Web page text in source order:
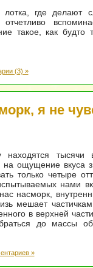
где делают
такое, как
(3) »
я не
тысячи
ощущение вкуса
только четыре
нами
насморк,
мешает
в верхней
до массы
»